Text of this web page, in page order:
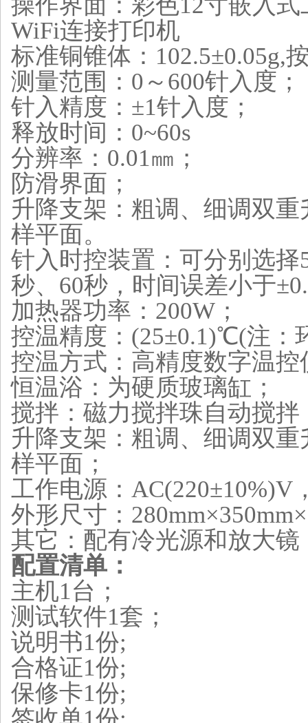
WiFi连接打印机
标准铜锥体：102.5±0.05g,
测量范围：0～600针入度；
针入精度：±1针入度；
释放时间：0~60s
分辨率：0.01㎜；
防滑界面；
升降支架：粗调、细调双
样平面。
针入时控装置：可分别选择
秒、60秒，时间误差小于
加热器功率：200W；
控温精度：(25±0.1)℃(注：
控温方式：高精度数字温控
恒温浴：为硬质玻璃缸；
搅拌：磁力搅拌珠自动搅拌
升降支架：粗调、细调双
样平面；
工作电源：AC(220±10%)V
外形尺寸：
其它：配有冷光源和放大
配置清单：
主机1台；
测试软件1套；
说明书1份;
合格证1份;
保修卡1份;